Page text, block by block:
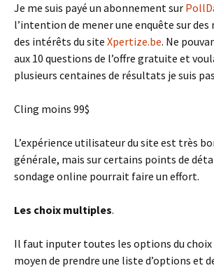
Je me suis payé un abonnement sur
l’intention de mener une enquête sur
des intérêts du site Xpertize.be. Ne
aux 10 questions de l’offre gratuite et
plusieurs centaines de résultats je suis
Cling moins 99$
L’expérience utilisateur du site est très
générale, mais sur certains points de
sondage online pourrait faire un effort.
Les choix multiples.
Il faut inputer toutes les options du choix
moyen de prendre une liste d’options et